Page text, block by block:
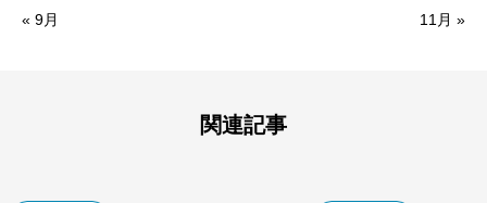
« 9月 11月 »
関連記事